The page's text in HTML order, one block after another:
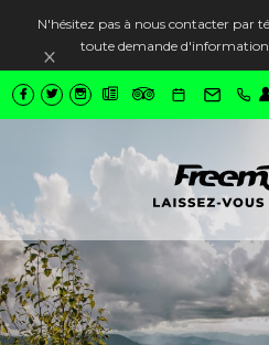
N'hésitez pas à nous contacter par
toute demande
Ignorer